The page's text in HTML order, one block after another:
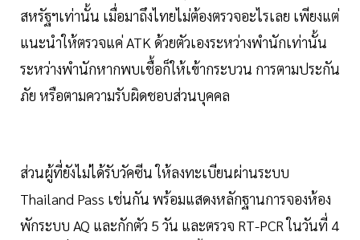
สหรัฐฯเท่านั้น เมื่อมาถึงไทยไม่ต้องตรวจอะไรเลย เพียงแต่
แนะนำให้ตรวจแค่ ATK ด้วยตัวเองระหว่างพำนักเท่านั้น
ระหว่างพำนักหากพบเชื้อก็ให้เข้ากระบวน การตามประกัน
ภัย หรือตามความรับผิดชอบส่วนบุคคล
ส่วนผู้ที่ยังไม่ได้รับวัคซีน ให้ลงทะเบียนผ่านระบบ
Thailand Pass เช่นกัน พร้อมแสดงหลักฐานการจองห้อง
พักระบบ AQ และกักตัว 5 วัน และตรวจ RT-PCR ในวันที่ 4